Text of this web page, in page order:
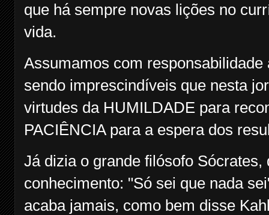
que há sempre novas lições no
vida.
Assumamos com
sendo imprescindíveis que nesta
virtudes da HUMILDADE para
PACIÊNCIA para a espera dos
Já dizia o grande filósofo
conhecimento: "Só sei que nada
acaba jamais, como bem disse